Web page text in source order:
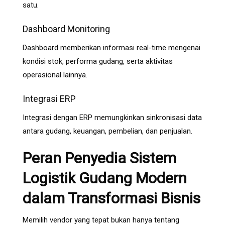
satu.
Dashboard Monitoring
Dashboard memberikan informasi real-time mengenai
kondisi stok, performa gudang, serta aktivitas
operasional lainnya.
Integrasi ERP
Integrasi dengan ERP memungkinkan sinkronisasi data
antara gudang, keuangan, pembelian, dan penjualan.
Peran Penyedia Sistem
Logistik Gudang Modern
dalam Transformasi Bisnis
Memilih vendor yang tepat bukan hanya tentang